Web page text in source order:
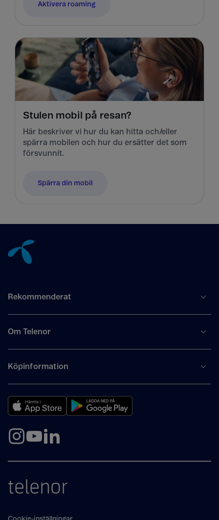
Aktivera roaming
Stulen mobil på resan?
Här beskriver vi hur du kan hitta och/eller
spärra mobilen och hur du ersätter det som
försvunnit.
Spärra din mobil
Rekommenderat
Om Telenor
Köpinformation
telenor